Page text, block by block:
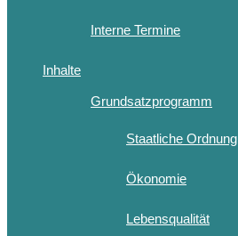
Interne Termine
Inhalte
Grundsatzprogramm
Staatliche Ordnung
Ökonomie
Lebensqualität